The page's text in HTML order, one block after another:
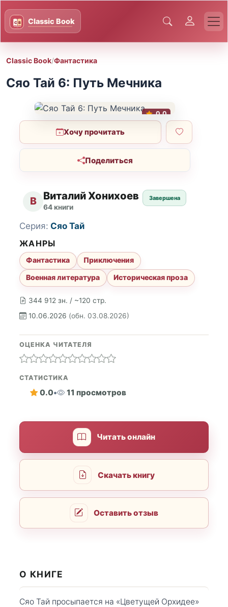
Classic Book/Фантастика
Сяо Тай 6: Путь Мечника
0.0
Хочу прочитать
Поделиться
В Виталий Хонихоев
64 книги
Завершена
344 912 зн. / ~120 стр.
10.06.2026 (обн. 03.08.2026)
Серия: Сяо Тай
ЖАНРЫ
Фантастика
Приключения
Военная литература
Историческая проза
ОЦЕНКА ЧИТАТЕЛЯ
СТАТИСТИКА
0.0• 11 просмотров
Читать онлайн
Скачать книгу
Оставить отзыв
О КНИГЕ
Сяо Тай просыпается на «Цветущей Орхидее»